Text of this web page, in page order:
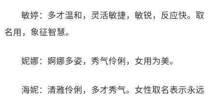
敏婷：多才温和，灵活敏捷，敏锐，反应快。取
名用，象征智慧。
妮娜：婀娜多姿，秀气伶俐，女用为美。
海妮：清雅伶俐，多才秀气。女性取名表示永远